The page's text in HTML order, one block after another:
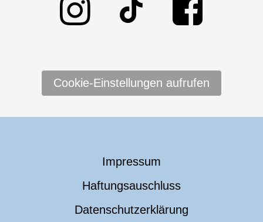
Cookie-Einstellungen aufrufen
Impressum
Haftungsauschluss
Datenschutzerklärung